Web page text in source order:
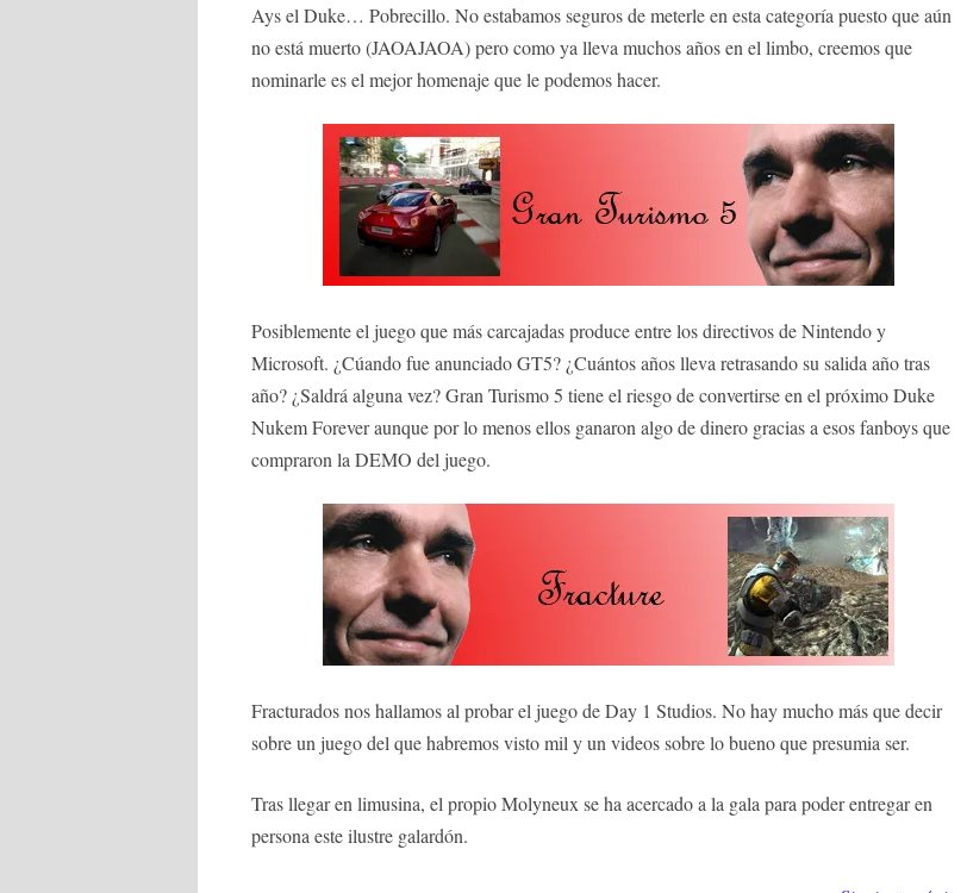
Ays el Duke… Pobrecillo. No estabamos seguros de meterle en esta categoría puesto que aún
no está muerto (JAOAJAOA) pero como ya lleva muchos años en el limbo, creemos que
nominarle es el mejor homenaje que le podemos hacer.
Posiblemente el juego que más carcajadas produce entre los directivos de Nintendo y
Microsoft. ¿Cúando fue anunciado GT5? ¿Cuántos años lleva retrasando su salida año tras
año? ¿Saldrá alguna vez? Gran Turismo 5 tiene el riesgo de convertirse en el próximo Duke
Nukem Forever aunque por lo menos ellos ganaron algo de dinero gracias a esos fanboys que
compraron la DEMO del juego.
Fracturados nos hallamos al probar el juego de Day 1 Studios. No hay mucho más que decir
sobre un juego del que habremos visto mil y un videos sobre lo bueno que presumia ser.
Tras llegar en limusina, el propio Molyneux se ha acercado a la gala para poder entregar en
persona este ilustre galardón.